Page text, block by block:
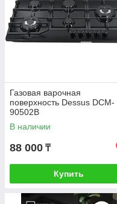
Газовая варочная
поверхность Dessus DCM-
90502B
В наличии
88 000 ₸
Купить